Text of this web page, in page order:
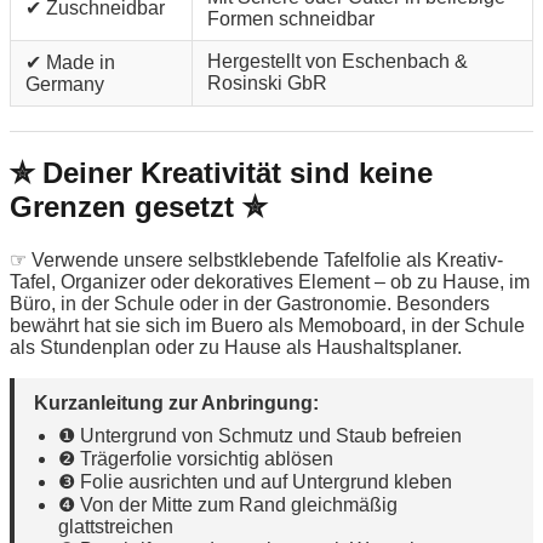
✔ Zuschneidbar
Formen schneidbar
✔ Made in
Germany
Hergestellt von Eschenbach &
Rosinski GbR
✮ Deiner Kreativität sind keine
Grenzen gesetzt ✮
☞ Verwende unsere selbstklebende Tafelfolie als Kreativ-
Tafel, Organizer oder dekoratives Element – ob zu Hause, im
Büro, in der Schule oder in der Gastronomie. Besonders
bewährt hat sie sich im Buero als Memoboard, in der Schule
als Stundenplan oder zu Hause als Haushaltsplaner.
Kurzanleitung zur Anbringung:
❶ Untergrund von Schmutz und Staub befreien
❷ Trägerfolie vorsichtig ablösen
❸ Folie ausrichten und auf Untergrund kleben
❹ Von der Mitte zum Rand gleichmäßig
glattstreichen